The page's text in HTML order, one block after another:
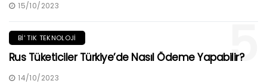
15/10/2023
5
BI' TIK TEKNOLOJI
Rus Tüketiciler Türkiye’de Nasıl Ödeme Yapabilir?
14/10/2023